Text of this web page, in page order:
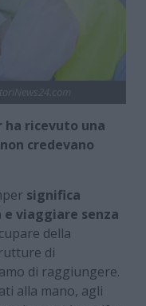
ricevuto una
credevano
significa
viaggiare senza
della
di
di raggiungere.
alla mano, agli